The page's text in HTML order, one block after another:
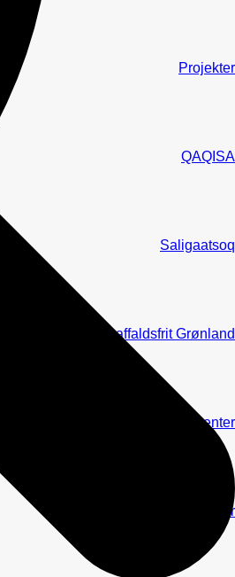
Projekter
QAQISA
Saligaatsoq
Mod et affaldsfrit Grønland
IPUK Kompetencecenter
Afsluttede projekter